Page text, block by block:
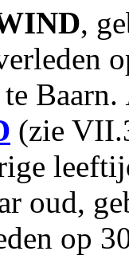
,
Baarn.
(zie
oud,
op